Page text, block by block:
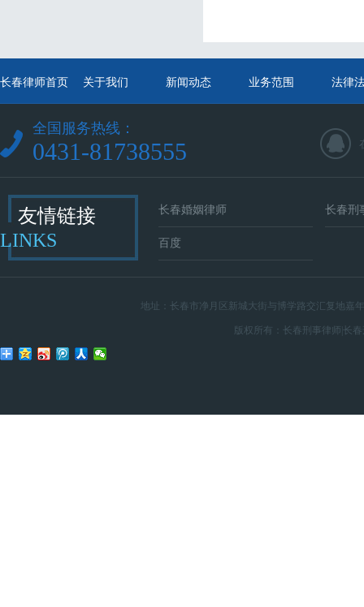
长春律师首页 关于我们 新闻动态 业务范围 法律
全国服务热线：
0431-81738555
友情链接
LINKS
长春婚姻律师 长春刑
百度
地址： 长春市净月区新城大街与博学路交汇复地嘉
版权所有： 长春刑事律师 长